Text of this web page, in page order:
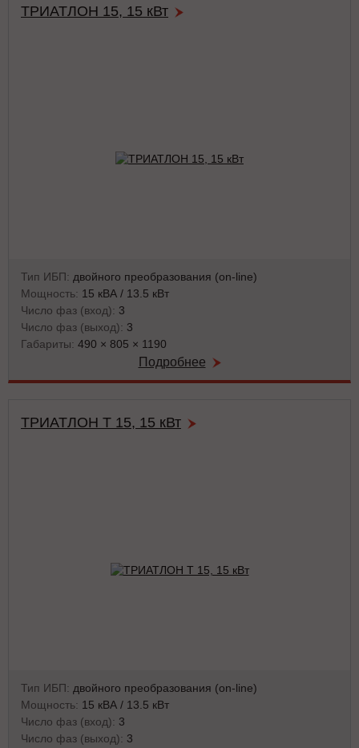
ТРИАТЛОН 15, 15 кВт
Тип ИБП: двойного преобразования (on-line)
Мощность: 15 кВА / 13.5 кВт
Число фаз (вход): 3
Число фаз (выход): 3
Габариты: 490 × 805 × 1190
Подробнее
ТРИАТЛОН Т 15, 15 кВт
Тип ИБП: двойного преобразования (on-line)
Мощность: 15 кВА / 13.5 кВт
Число фаз (вход): 3
Число фаз (выход): 3